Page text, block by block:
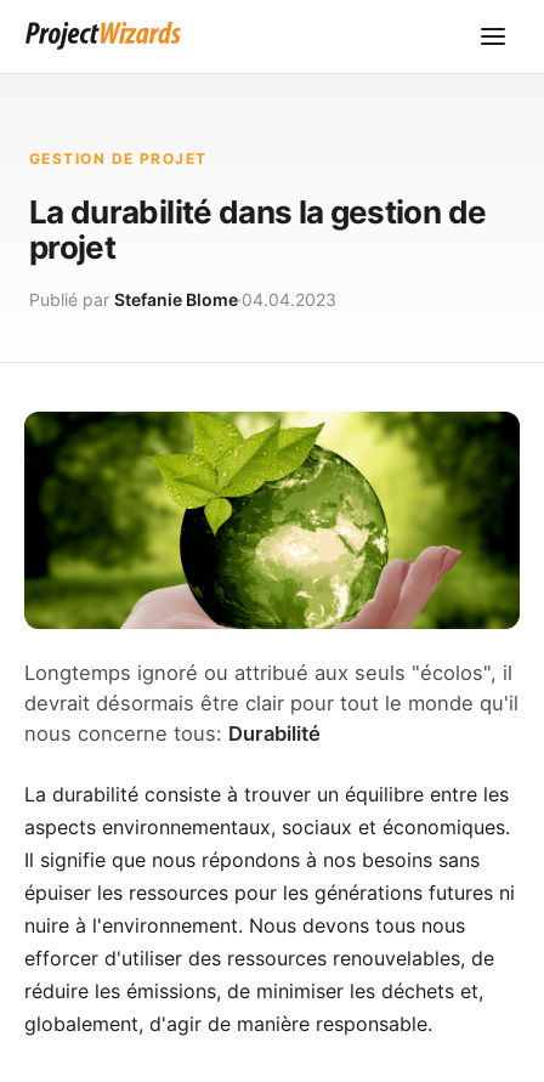
GESTION DE PROJET
La durabilité dans la gestion de
projet
Publié par Stefanie Blome 04.04.2023
Longtemps ignoré ou attribué aux seuls "écolos", il
devrait désormais être clair pour tout le monde qu'il
nous concerne tous: Durabilité
La durabilité consiste à trouver un équilibre entre les
aspects environnementaux, sociaux et économiques.
Il signifie que nous répondons à nos besoins sans
épuiser les ressources pour les générations futures ni
nuire à l'environnement. Nous devons tous nous
efforcer d'utiliser des ressources renouvelables, de
réduire les émissions, de minimiser les déchets et,
globalement, d'agir de manière responsable.